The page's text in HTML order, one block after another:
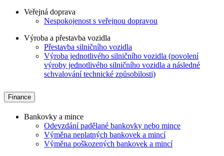
Veřejná doprava
Nespokojenost s veřejnou dopravou
Výroba a přestavba vozidla
Přestavba silničního vozidla
Výroba jednotlivého silničního vozidla (povolení
výroby jednotlivého silničního vozidla a následné
schvalování technické způsobilosti)
Finance
Bankovky a mince
Odevzdání padělané bankovky nebo mince
Výměna neplatných bankovek a mincí
Výměna poškozených bankovek a mincí